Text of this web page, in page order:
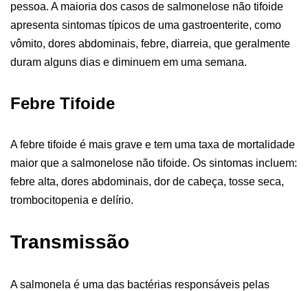
pessoa. A maioria dos casos de salmonelose não tifoide
apresenta sintomas típicos de uma gastroenterite, como
vômito, dores abdominais, febre, diarreia, que geralmente
duram alguns dias e diminuem em uma semana.
Febre Tifoide
A febre tifoide é mais grave e tem uma taxa de mortalidade
maior que a salmonelose não tifoide. Os sintomas incluem:
febre alta, dores abdominais, dor de cabeça, tosse seca,
trombocitopenia e delírio.
Transmissão
A salmonela é uma das bactérias responsáveis pelas